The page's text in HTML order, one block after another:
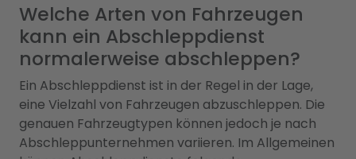
Welche Arten von Fahrzeugen
kann ein Abschleppdienst
normalerweise abschleppen?
Ein Abschleppdienst ist in der Regel in der Lage,
eine Vielzahl von Fahrzeugen abzuschleppen. Die
genauen Fahrzeugtypen können jedoch je nach
Abschleppunternehmen variieren. Im Allgemeinen